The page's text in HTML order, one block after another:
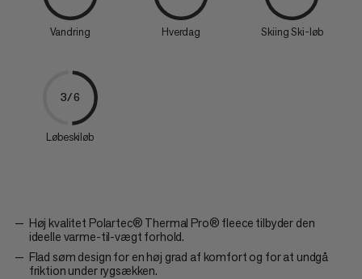
Vandring Hverdag Skiing Ski-løb
3/6
Løbeskiløb
Høj kvalitet Polartec® Thermal Pro® fleece tilbyder den
ideelle varme-til-vægt forhold.
Flad søm design for en høj grad af komfort og for at undgå
friktion under rygsækken.